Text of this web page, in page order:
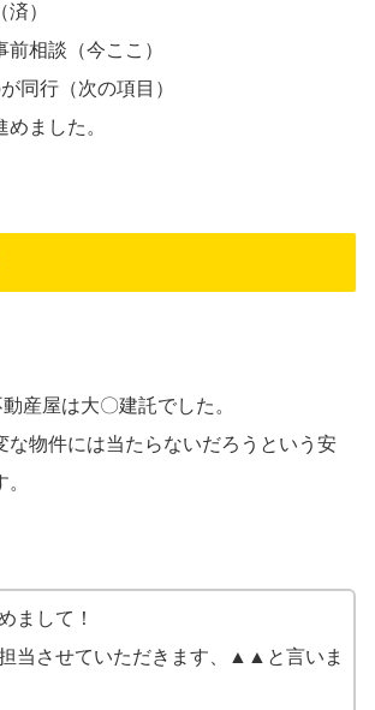
）
相談（今ここ）
同行（次の項目）
ました。
産屋は大〇建託でした。
な物件には当たらないだろうという安
まして！
当させていただきます、▲▲と言いま